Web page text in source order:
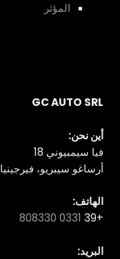
المؤثر
GC AUTO SRL
أين نحن:
فيا سيمبيوني 18
أرساغو سيبريو، فيرجينيا 21010
الهاتف:
+39
0331 808330
البريد: